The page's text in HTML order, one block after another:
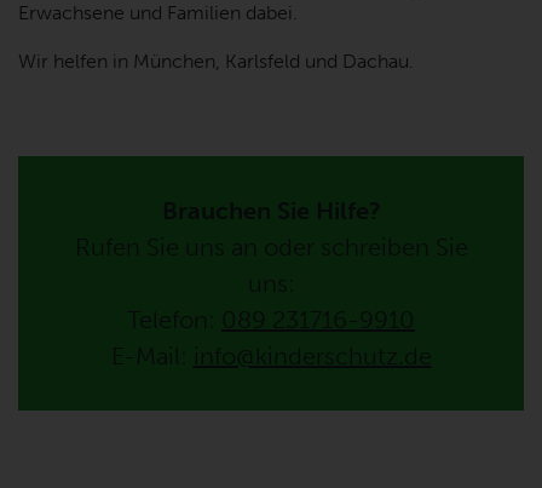
Erwachsene und Familien dabei.
Wir helfen in München, Karlsfeld und Dachau.
Brauchen Sie Hilfe?
Rufen Sie uns an oder schreiben Sie
uns:
Telefon: 089 231716-9910
E-Mail: info@kinderschutz.de